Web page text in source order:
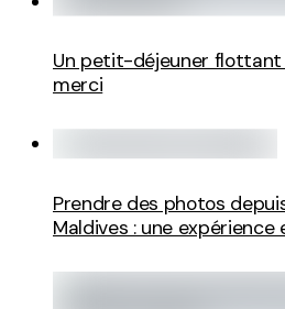
Un petit-déjeuner flottant
merci
Prendre des photos
Maldives : une